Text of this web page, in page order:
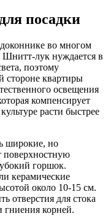
посадки
во многом
Шнитт-лук нуждается в
поэтому
стороне квартиры
освещения
компенсирует
расти быстрее
широкие, но
поверхностную
горшок.
керамические
около 10-15 см.
отверстия для стока
гниения корней.